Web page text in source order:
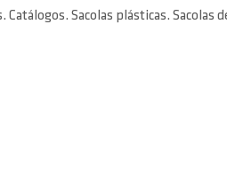
Sacolas plásticas. Sacolas